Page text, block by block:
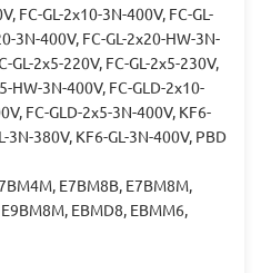
FC-GL-2x10-3N-400V, FC-GL-
3N-400V, FC-GL-2x20-HW-3N-
GL-2x5-220V, FC-GL-2x5-230V,
HW-3N-400V, FC-GLD-2x10-
FC-GLD-2x5-3N-400V, KF6-
3N-380V, KF6-GL-3N-400V, PBD
E7BM8B, E7BM8M,
EBMD8, EBMM6,